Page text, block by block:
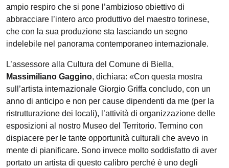
ampio respiro che si pone l’ambizioso obiettivo di
abbracciare l’intero arco produttivo del maestro torinese,
che con la sua produzione sta lasciando un segno
indelebile nel panorama contemporaneo internazionale.
L’assessore alla Cultura del Comune di Biella,
Massimiliano Gaggino, dichiara: «Con questa mostra
sull’artista internazionale Giorgio Griffa concludo, con un
anno di anticipo e non per cause dipendenti da me (per la
ristrutturazione dei locali), l’attività di organizzazione delle
esposizioni al nostro Museo del Territorio. Termino con
dispiacere per le tante opportunità culturali che avevo in
mente di pianificare. Sono invece molto soddisfatto di aver
portato un artista di questo calibro perché è uno degli